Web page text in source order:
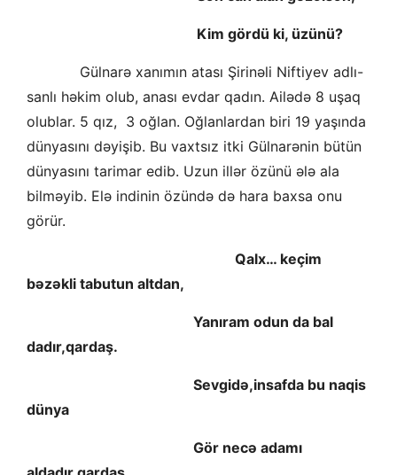
Kim gördü ki, üzünü?
Gülnarə xanımın atası Şirinəli Niftiyev adlı-
sanlı həkim olub, anası evdar qadın. Ailədə 8 uşaq
olublar. 5 qız, 3 oğlan. Oğlanlardan biri 19 yaşında
dünyasını dəyişib. Bu vaxtsız itki Gülnarənin bütün
dünyasını tarimar edib. Uzun illər özünü ələ ala
bilməyib. Elə indinin özündə də hara baxsa onu
görür.
Qalx… keçim
bəzəkli tabutun altdan,
Yanıram odun da bal
dadır,qardaş.
Sevgidə,insafda bu naqis
dünya
Gör necə adamı